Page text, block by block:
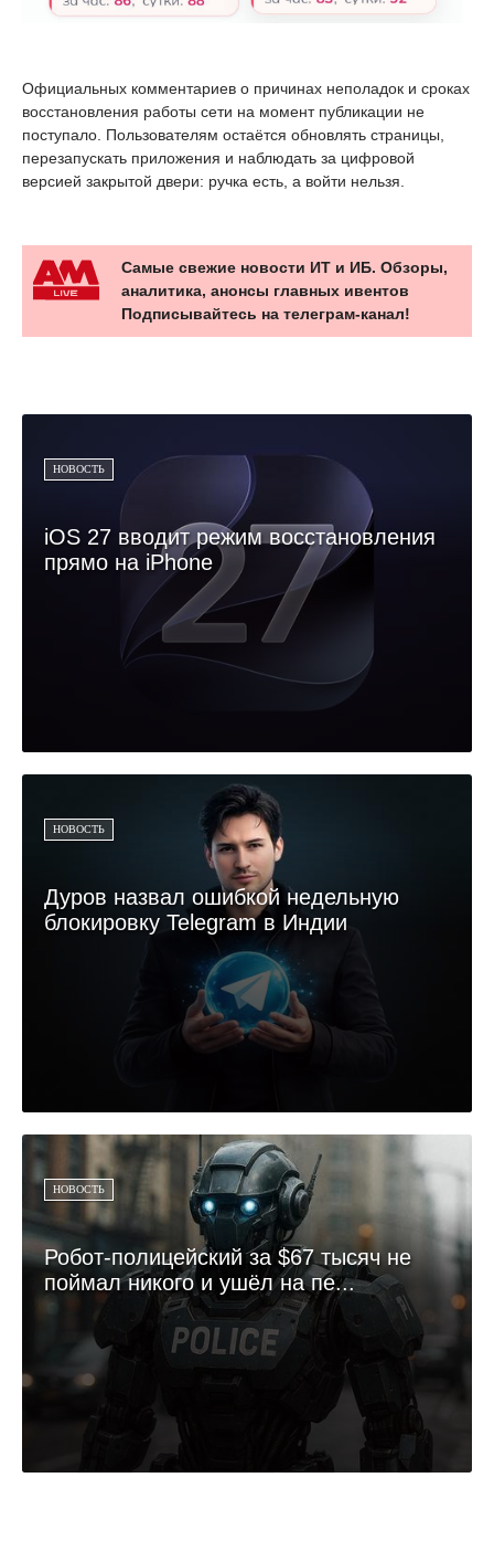
Официальных комментариев о причинах неполадок и сроках
восстановления работы сети на момент публикации не
поступало. Пользователям остаётся обновлять страницы,
перезапускать приложения и наблюдать за цифровой
версией закрытой двери: ручка есть, а войти нельзя.
Самые свежие новости ИТ и ИБ. Обзоры,
аналитика, анонсы главных ивентов
Подписывайтесь на телеграм-канал!
НОВОСТЬ
iOS 27 вводит режим восстановления
прямо на iPhone
НОВОСТЬ
Дуров назвал ошибкой недельную
блокировку Telegram в Индии
НОВОСТЬ
Робот-полицейский за $67 тысяч не
поймал никого и ушёл на пе...